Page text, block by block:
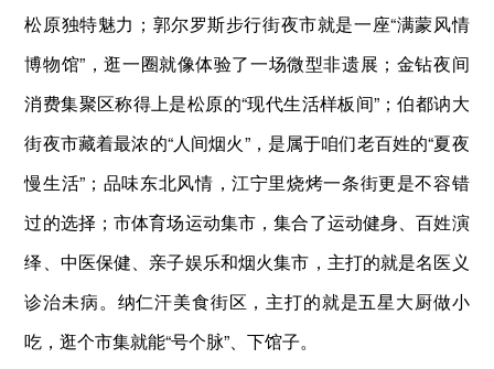
松原独特魅力；郭尔罗斯步行街夜市就是一座“满蒙风情
博物馆”，逛一圈就像体验了一场微型非遗展；金钻夜间
消费集聚区称得上是松原的“现代生活样板间”；伯都讷大
街夜市藏着最浓的“人间烟火”，是属于咱们老百姓的“夏夜
慢生活”；品味东北风情，江宁里烧烤一条街更是不容错
过的选择；市体育场运动集市，集合了运动健身、百姓演
绎、中医保健、亲子娱乐和烟火集市，主打的就是名医义
诊治未病。纳仁汗美食街区，主打的就是五星大厨做小
吃，逛个市集就能“号个脉”、下馆子。